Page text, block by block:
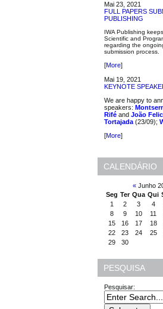
Mai 23, 2021
FULL PAPERS
PUBLISHING
IWA Publishing
Scientific and
regarding the
submission process.
[More]
Mai 19, 2021
KEYNOTE
We are happy to
speakers:
Rifé and João
Tortajada (23/09);
[More]
CALENDÁRIO
« Junho
Seg Ter Qua Qui
1
2 3 4
8
9 10 11
15
16 17 18
22
23 24 25
29
30
PESQUISA
Pesquisar: